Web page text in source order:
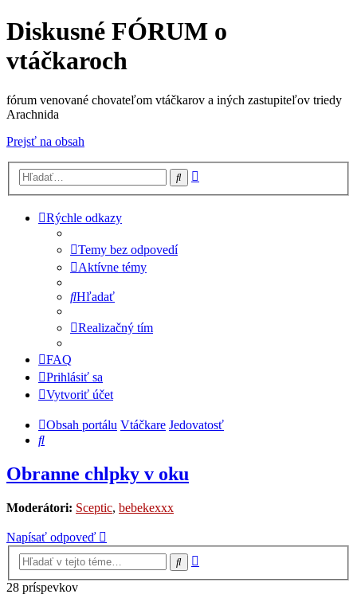
Diskusné FÓRUM o
vtáčkaroch
fórum venované chovateľom vtáčkarov a iných zastupiteľov triedy
Arachnida
Prejsť na obsah
Hľadať
Rýchle odkazy
Temy bez odpovedí
Aktívne témy
Hľadať
Realizačný tím
FAQ
Prihlásiť sa
Vytvoriť účet
Obsah portálu Vtáčkare Jedovatosť
Hľadať
Obranne chlpky v oku
Moderátori: Sceptic, bebekexxx
Napísať odpoveď
Hľadať
28 príspevkov